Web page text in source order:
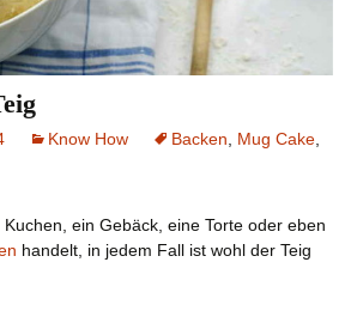
Know How Backen Mug Cake
ein Gebäck, eine Torte oder eben
handelt, in jedem Fall ist wohl der Teig